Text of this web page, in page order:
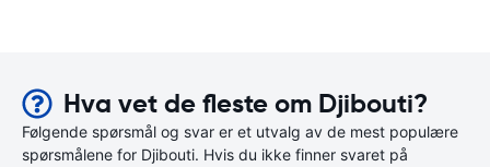
Hva vet de fleste om Djibouti?
Følgende spørsmål og svar er et utvalg av de mest populære
spørsmålene for Djibouti. Hvis du ikke finner svaret på